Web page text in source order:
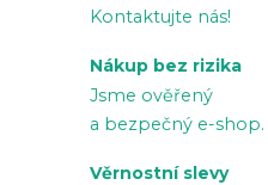
Kontaktujte nás!
Nákup bez rizika
Jsme ověřený
a bezpečný e-shop.
Věrnostní slevy